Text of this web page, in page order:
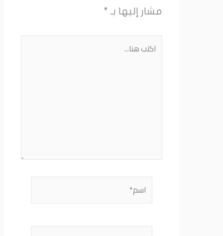
مشار إليها بـ*